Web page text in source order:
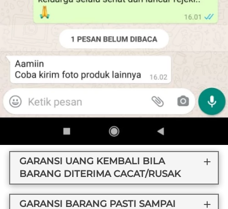
GARANSI UANG KEMBALI BILA
BARANG DITERIMA CACAT/RUSAK
GARANSI BARANG PASTI SAMPAI